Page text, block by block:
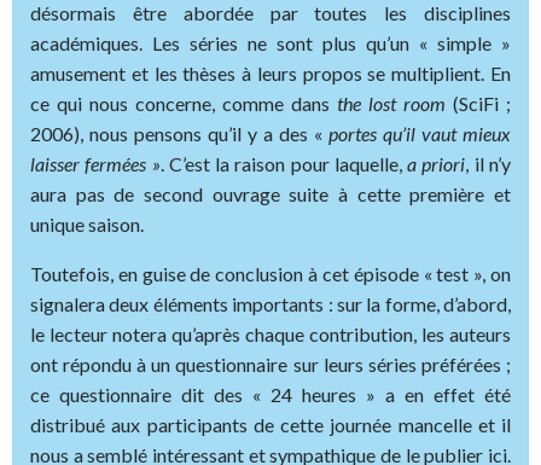
désormais être abordée par toutes les disciplines
académiques. Les séries ne sont plus qu’un « simple »
amusement et les thèses à leurs propos se multiplient. En
ce qui nous concerne, comme dans the lost room (SciFi ;
2006), nous pensons qu’il y a des « portes qu’il vaut mieux
laisser fermées » . C’est la raison pour laquelle,a priori , il n’y
aura pas de second ouvrage suite à cette première et
unique saison.
Toutefois, en guise de conclusion à cet épisode « test », on
signalera deux éléments importants : sur la forme, d’abord,
le lecteur notera qu’après chaque contribution, les auteurs
ont répondu à un questionnaire sur leurs séries préférées ;
ce questionnaire dit des « 24 heures » a en effet été
distribué aux participants de cette journée mancelle et il
nous a semblé intéressant et sympathique de le publier ici.